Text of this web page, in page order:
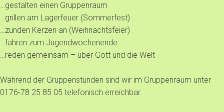
…gestalten einen Gruppenraum
…grillen am Lagerfeuer (Sommerfest)
…zünden Kerzen an (Weihnachtsfeier)
…fahren zum Jugendwochenende
…reden gemeinsam – über Gott und die Welt
Während der Gruppenstunden sind wir im Gruppenraum unter
0176-78 25 85 05 telefonisch erreichbar.